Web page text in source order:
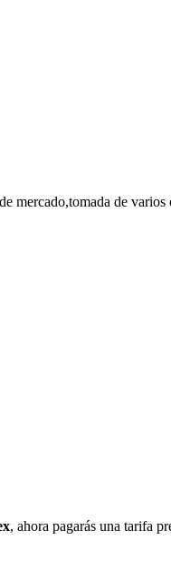
mercado,tomada de
, ahora pagarás una tarifa